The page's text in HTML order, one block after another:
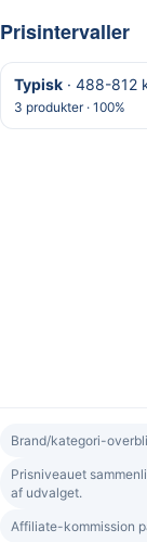
Prisintervaller
Typisk· 488-812
3 produkter · 100%
Brand/kategori-
Prisniveauet
af udvalget.
Affiliate-kommission